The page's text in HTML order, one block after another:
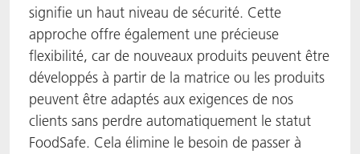
signifie un haut niveau de sécurité. Cette
approche offre également une précieuse
flexibilité, car de nouveaux produits peuvent être
développés à partir de la matrice ou les produits
peuvent être adaptés aux exigences de nos
clients sans perdre automatiquement le statut
FoodSafe. Cela élimine le besoin de passer à